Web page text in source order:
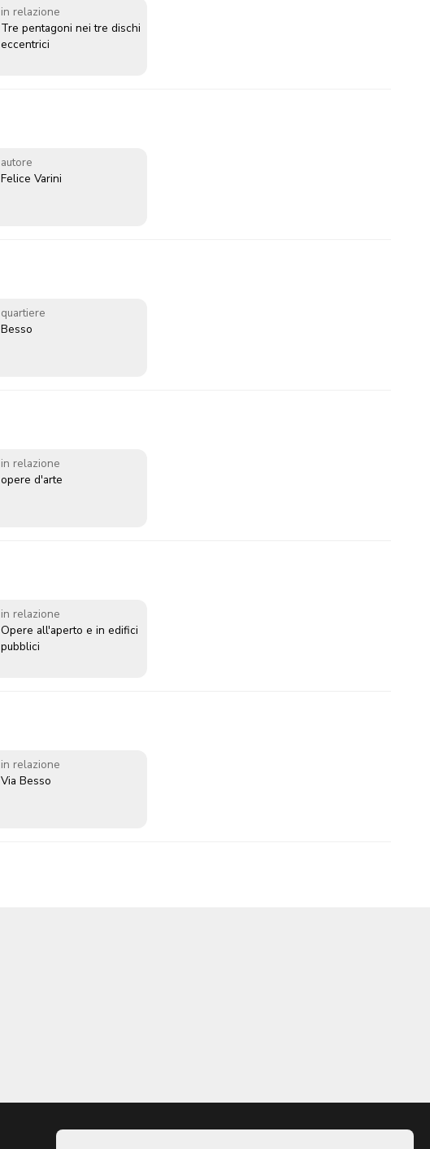
in relazione
Tre pentagoni nei tre dischi
eccentrici
autore
Felice Varini
quartiere
Besso
in relazione
opere d'arte
in relazione
Opere all'aperto e in edifici
pubblici
in relazione
Via Besso